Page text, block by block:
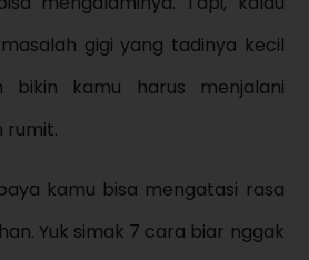
gigi yang tadinya kecil
bikin kamu harus menjalani
rumit.
kamu bisa mengatasi rasa
Yuk simak 7 cara biar nggak